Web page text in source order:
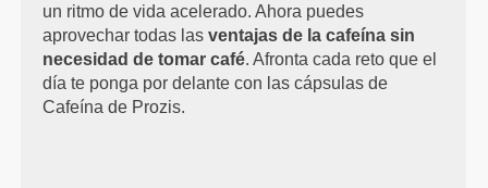
un ritmo de vida acelerado. Ahora puedes
aprovechar todas lasventajas de la cafeína sin
necesidad de tomar café. Afronta cada reto que el
día te ponga por delante con las cápsulas de
Cafeína de Prozis.